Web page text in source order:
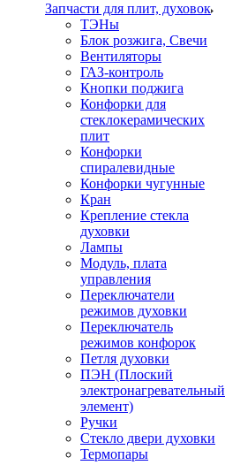
Запчасти для плит, духовок
ТЭНы
Блок розжига, Свечи
Вентиляторы
ГАЗ-контроль
Кнопки поджига
Конфорки для
стеклокерамических
плит
Конфорки
спиралевидные
Конфорки чугунные
Кран
Крепление стекла
духовки
Лампы
Модуль, плата
управления
Переключатели
режимов духовки
Переключатель
режимов конфорок
Петля духовки
ПЭН (Плоский
электронагревательный
элемент)
Ручки
Стекло двери духовки
Термопары